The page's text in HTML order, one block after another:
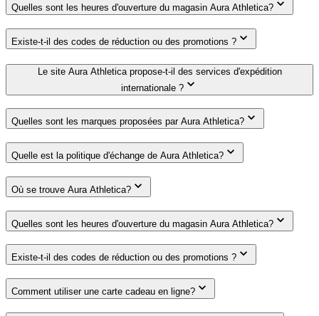
Quelles sont les heures d'ouverture du magasin Aura Athletica?
Existe-t-il des codes de réduction ou des promotions ?
Le site Aura Athletica propose-t-il des services d'expédition
internationale ?
Quelles sont les marques proposées par Aura Athletica?
Quelle est la politique d'échange de Aura Athletica?
Où se trouve Aura Athletica?
Quelles sont les heures d'ouverture du magasin Aura Athletica?
Existe-t-il des codes de réduction ou des promotions ?
Comment utiliser une carte cadeau en ligne?